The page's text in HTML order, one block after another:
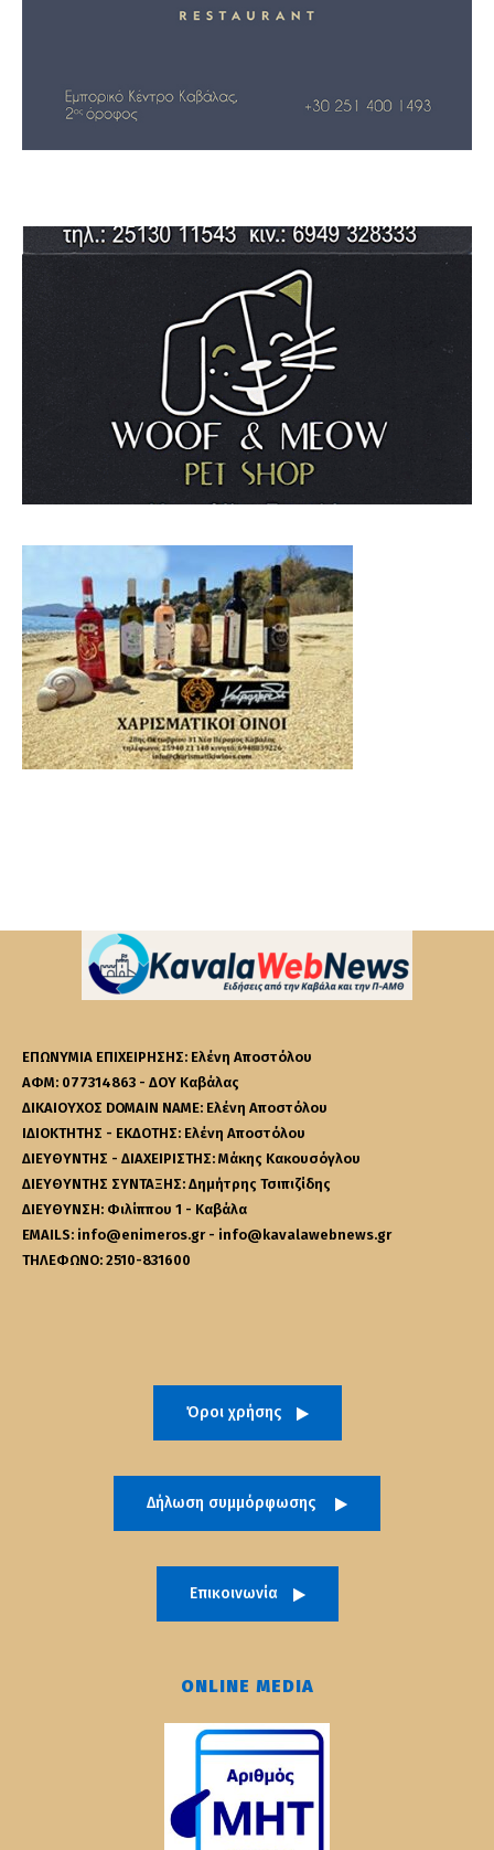
ΕΠΩΝΥΜΙΑ ΕΠΙΧΕΙΡΗΣΗΣ: Ελένη Αποστόλου
ΑΦΜ: 077314863 - ΔΟΥ Καβάλας
ΔΙΚΑΙΟΥΧΟΣ DOMAIN NAME: Ελένη Αποστόλου
ΙΔΙΟΚΤΗΤΗΣ - ΕΚΔΟΤΗΣ: Ελένη Αποστόλου
ΔΙΕΥΘΥΝΤΗΣ - ΔΙΑΧΕΙΡΙΣΤΗΣ: Μάκης Κακουσόγλου
ΔΙΕΥΘΥΝΤΗΣ ΣΥΝΤΑΞΗΣ: Δημήτρης Τσιπιζίδης
ΔΙΕΥΘΥΝΣΗ: Φιλίππου 1 - Καβάλα
EMAILS: info@enimeros.gr - info@kavalawebnews.gr
ΤΗΛΕΦΩΝΟ: 2510-831600
Όροι χρήσης
Δήλωση συμμόρφωσης
Επικοινωνία
ONLINE MEDIA